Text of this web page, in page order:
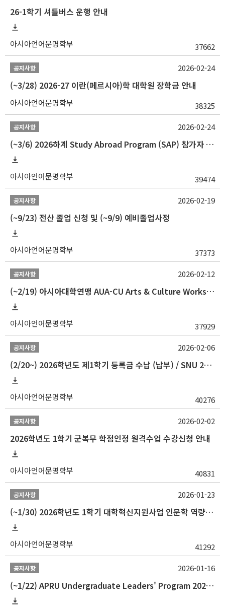
26-1학기 셔틀버스 운행 안내
아시아언어문명학부 37662
공지사항
(~3/28) 2026-27 이란(페르시아)학 대학원 장학금 안내
아시아언어문명학부 38325
2026-02-24
공지사항
(~3/6) 2026하계 Study Abroad Program (SAP) 참가자 모집 안내
아시아언어문명학부 39474
2026-02-24
공지사항
(~9/23) 전산 졸업 신청 및 (~9/9) 예비졸업사정
아시아언어문명학부 37373
2026-02-19
공지사항
(~2/19) 아시아대학연맹 AUA-CU Arts & Culture Workshop Camp 2026 참가자 선발 안내
아시아언어문명학부 37929
2026-02-12
공지사항
(2/20~) 2026학년도 제1학기 등록금 수납 (납부) / SNU 26-1 Tuition fee payment notice
아시아언어문명학부 40276
2026-02-06
공지사항
2026학년도 1학기 군복무 학점인정 원격수업 수강신청 안내
아시아언어문명학부 40831
2026-02-02
공지사항
(~1/30) 2026학년도 1학기 대학혁신지원사업 인문학 역량강화 학업지원금 지원 선발 안내(학·석·박사)
아시아언어문명학부 41292
2026-01-23
공지사항
(~1/22) APRU Undergraduate Leaders' Program 2026 프로그램 참가자 모집
2026-01-16